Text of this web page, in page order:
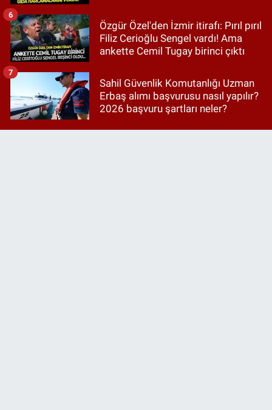
Özgür Özel'den İzmir itirafı: Pırıl pırıl
Filiz Cerioğlu Sengel vardı! Ama
ankette Cemil Tugay birinci çıktı
6
Sahil Güvenlik Komutanlığı Uzman
Erbaş alımı başvurusu nasıl yapılır?
2026 başvuru şartları neler?
7